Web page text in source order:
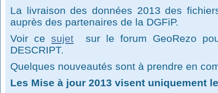
La livraison des données 2013 des
auprès des partenaires de la DGFiP.
Voir cesujet sur le forum GeoRezo
DESCRIPT.
Quelques nouveautés sont à prendre en
Les Mise à jour 2013 visent uniquement